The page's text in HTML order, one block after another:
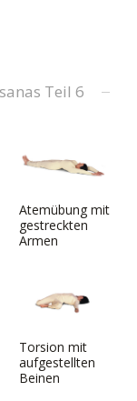
Teil 6
Atemübung mit
gestreckten
Armen
Torsion mit
aufgestellten
Beinen